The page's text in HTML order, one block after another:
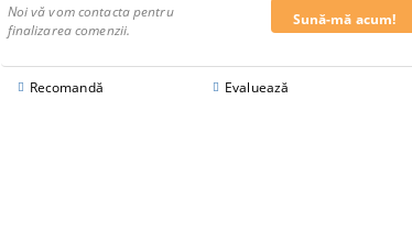
Noi vă vom contacta pentru
finalizarea comenzii.
Recomandă Evaluează